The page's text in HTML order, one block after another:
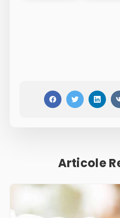
Articole